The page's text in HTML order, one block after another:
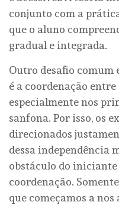
conjunto com a
que o aluno
gradual e integrada.
Outro desafio comum
é a coordenação
especialmente nos
sanfona. Por isso, os
direcionados
dessa independência
obstáculo do iniciante
coordenação.
que começamos a